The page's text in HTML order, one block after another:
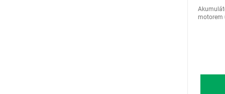
motorem